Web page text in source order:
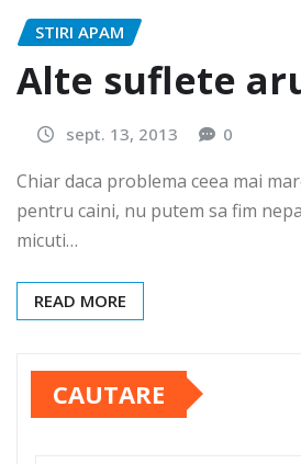
STIRI APAM
Alte suflete
sept. 13, 2013 0
Chiar daca problema ceea mai
pentru caini, nu putem sa fim
micuti…
READ MORE
CAUTARE